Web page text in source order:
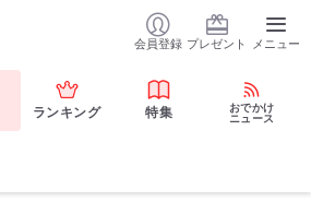
会員登録 プレゼント メニュー
ランキング 特集
おでかけ
ニュース